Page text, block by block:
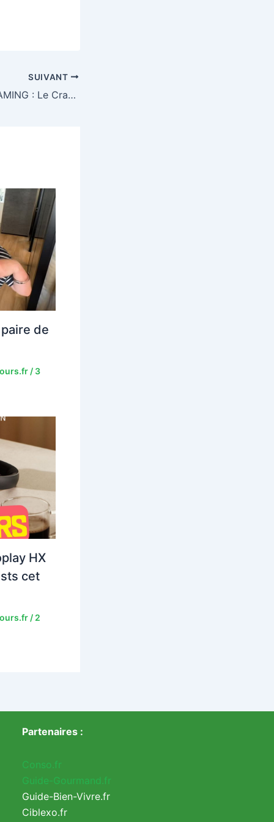
SUIVANT
GAGNE UN PC GAMING : Le Crawler E25 qui intègre le duo AMD Ryzen 5 & RTX3050Ti
de
/ 3
HX
cet
/ 2
Partenaires :
Conso.fr
Guide-Gourmand.fr
Guide-Bien-Vivre.fr
Ciblexo.fr